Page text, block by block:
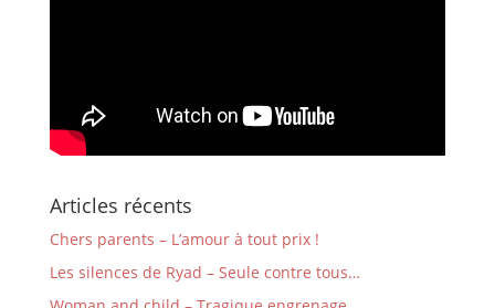
Articles récents
Chers parents – L’amour à tout prix !
Les silences de Ryad – Seule contre tous…